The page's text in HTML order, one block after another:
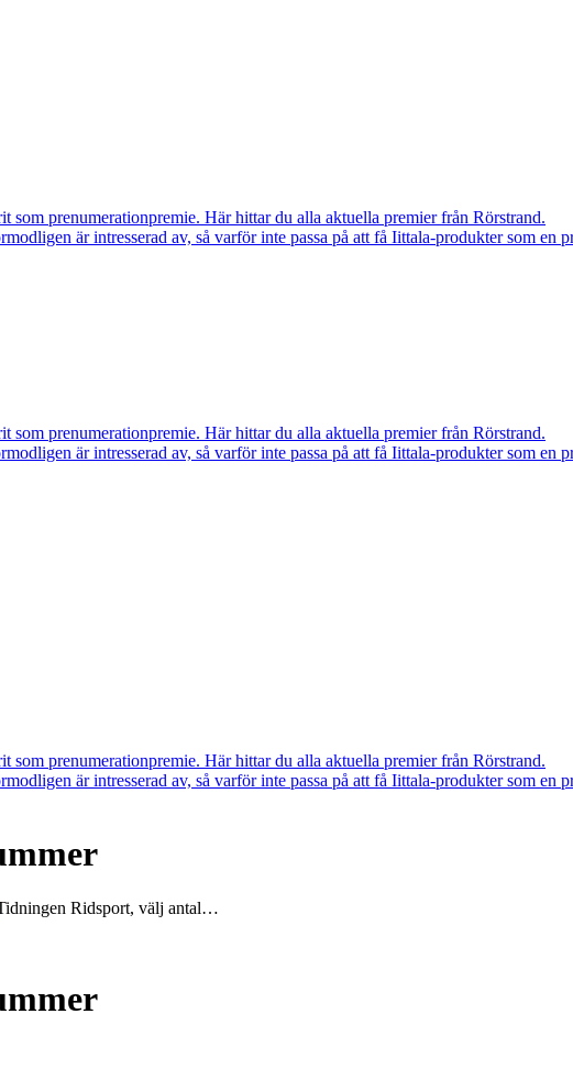
som prenumerationpremie. Här hittar du alla aktuella premier från Rörstrand.
är intresserad av, så varför inte passa på att få Iittala-produkter som en
som prenumerationpremie. Här hittar du alla aktuella premier från Rörstrand.
är intresserad av, så varför inte passa på att få Iittala-produkter som en
som prenumerationpremie. Här hittar du alla aktuella premier från Rörstrand.
är intresserad av, så varför inte passa på att få Iittala-produkter som en
Ridsport, välj antal…